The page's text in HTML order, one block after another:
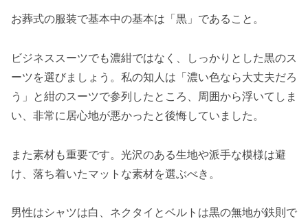
お葬式の服装で基本中の基本は「黒」であること。
ビジネススーツでも濃紺ではなく、しっかりとした黒のス
ーツを選びましょう。私の知人は「濃い色なら大丈夫だろ
う」と紺のスーツで参列したところ、周囲から浮いてしま
い、非常に居心地が悪かったと後悔していました。
また素材も重要です。光沢のある生地や派手な模様は避
け、落ち着いたマットな素材を選ぶべき。
男性はシャツは白、ネクタイとベルトは黒の無地が鉄則で